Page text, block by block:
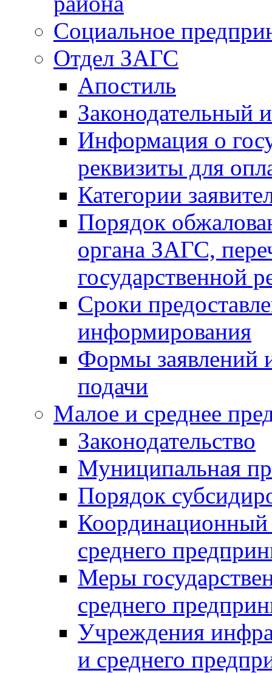
Социальное
Отдел ЗАГС
Апостиль
Законодательный
Информация о
реквизиты для
Категории
Порядок
органа ЗАГС,
государственной
Сроки
информирования
Формы заявлений
подачи
Малое и среднее
Законодательство
Муниципальная
Порядок
Координационный
среднего
Меры
среднего
Учреждения
и среднего